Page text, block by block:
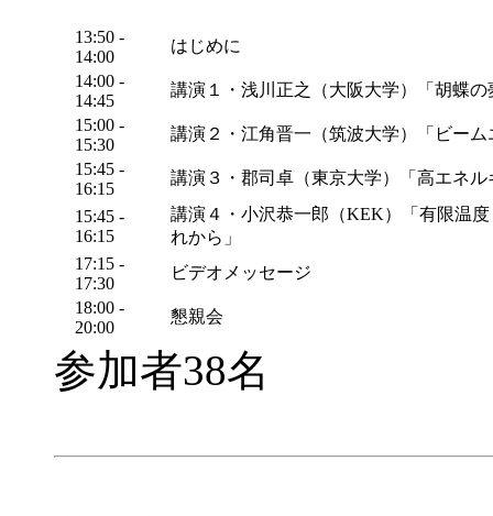
13:50 -
14:00
はじめに
14:00 -
14:45
講演１・浅川正之（大阪大学）「胡蝶の
15:00 -
15:30
講演２・江角晋一（筑波大学）「ビー
15:45 -
16:15
講演３・郡司卓（東京大学）「高エネ
15:45 -
16:15
講演４・小沢恭一郎（KEK）「有限温
れから」
17:15 -
17:30
ビデオメッセージ
18:00 -
20:00
懇親会
参加者38名